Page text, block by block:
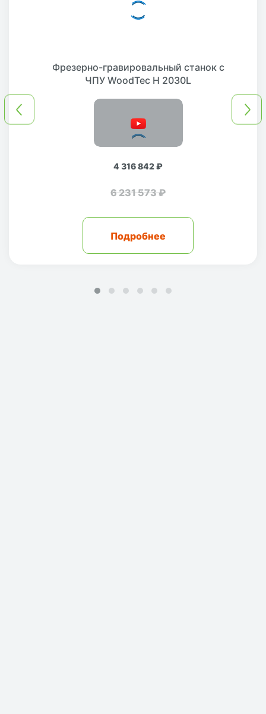
Фрезерно-гравировальный станок с
ЧПУ WoodTec H 2030L
4 316 842 ₽
6 231 573 ₽
Подробнее